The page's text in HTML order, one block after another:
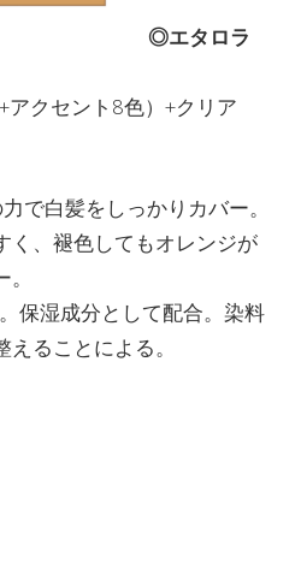
◎エタロラ
アクセント8色）+クリア
で白髪をしっかりカバー。
く、褪色してもオレンジが
保湿成分として配合。染料
ることによる。